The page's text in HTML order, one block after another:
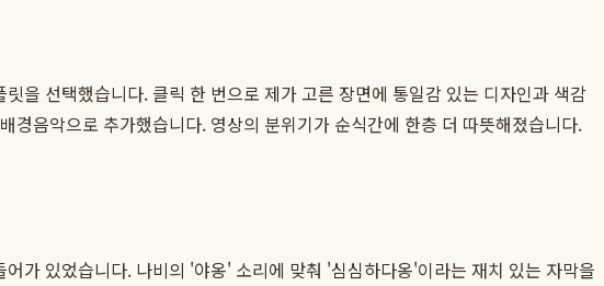
을 선택했습니다. 클릭 한 번으로 제가 고른 장면에 통일감 있는 디자인과 색감
음악으로 추가했습니다. 영상의 분위기가 순식간에 한층 더 따뜻해졌습니다.
가 있었습니다. 나비의 '야옹' 소리에 맞춰 '심심하다옹'이라는 재치 있는 자막을